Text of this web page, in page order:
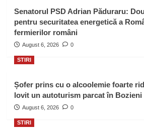
Senatorul PSD Adrian Păduraru:
pentru securitatea energetică a
fermierilor români
August 6, 2026 0
STIRI
Șofer prins cu o alcoolemie foarte
lovit un autoturism parcat în Bozieni
August 6, 2026 0
STIRI